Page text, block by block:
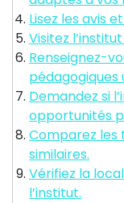
Lisez les avis
Visitez
Renseignez-
pédagogiques
Demandez si
opportunités
Comparez les
similaires.
Vérifiez la
l’institut.